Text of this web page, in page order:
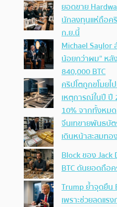
ยอดขาย
นักลงทุนแห่ถือคริ
ก.ย.นี้
Michael Saylor
น้อยกว่าผม” หลั
840,000 BTC
คริปโตถูกขโมยไ
เหตุการณ์ในปี ปี
10% จากทั้งหมด
จีนเทขายพันธบั
เดินหน้าสะสมท
Block ของ
BTC ดันยอดถือค
Trump ย้ำจุดยืน
เพราะช่วยลดแร